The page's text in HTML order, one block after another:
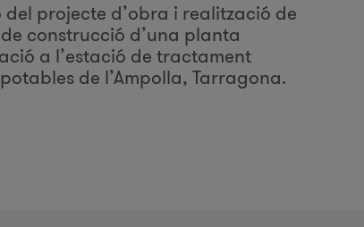
del projecte d’obra i realització de
construcció d’una planta
a l’estació de tractament
de l’Ampolla, Tarragona.